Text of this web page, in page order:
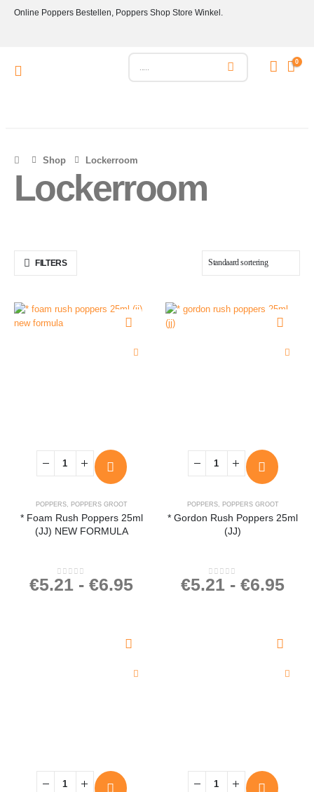
Online Poppers Bestellen, Poppers Shop Store Winkel.
0
Shop Lockerroom
Lockerroom
FILTERS
POPPERS, POPPERS GROOT
* Foam Rush Poppers 25ml
(JJ) NEW FORMULA
0out of 5
€5.21 - €6.95
POPPERS, POPPERS GROOT
* Gordon Rush Poppers 25ml
(JJ)
0out of 5
€5.21 - €6.95